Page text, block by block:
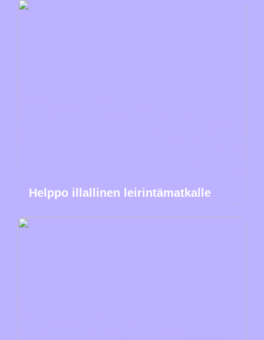
Helppo illallinen leirintämatkalle